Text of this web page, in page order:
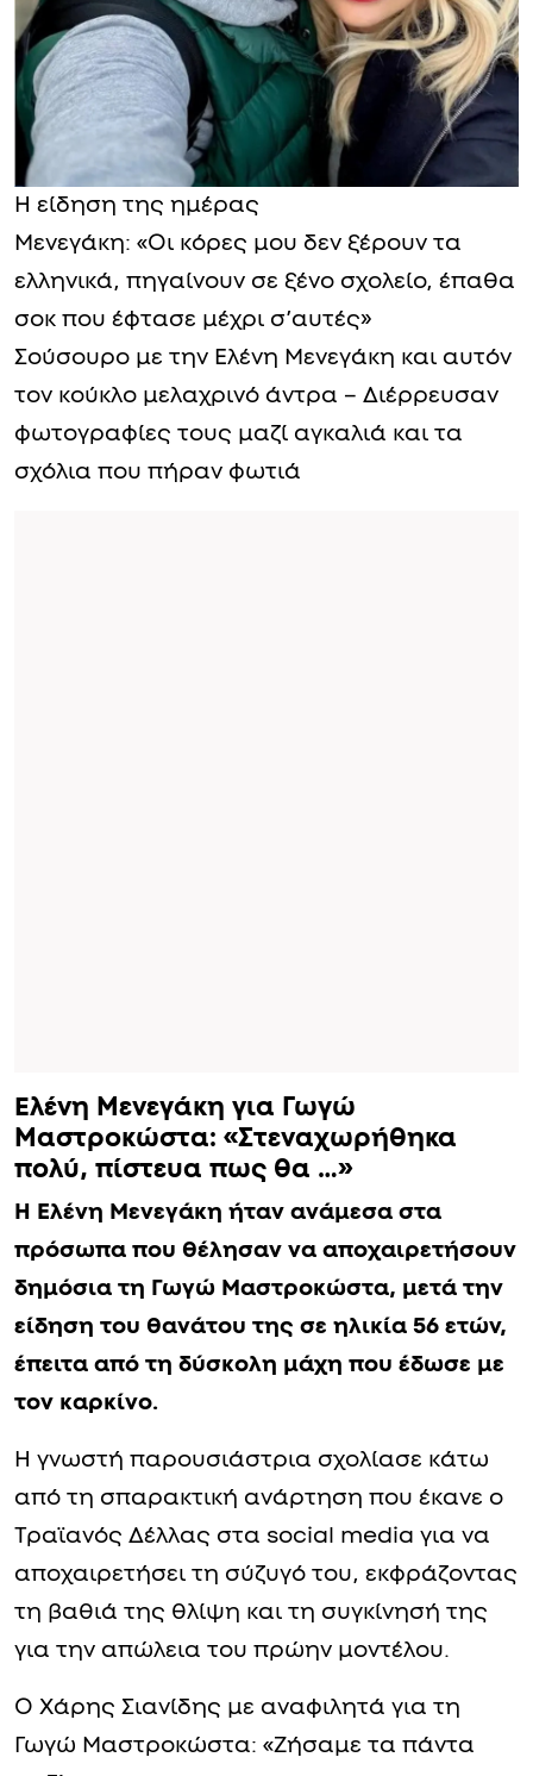
Η είδηση της ημέρας
Μενεγάκη: «Οι κόρες μου δεν ξέρουν τα
ελληνικά, πηγαίνουν σε ξένο σχολείο, έπαθα
σоκ που έφτασε μέχρι σ’αυτές»
Σούσουρο με την Ελένη Μενεγάκη και αυτόν
τον κούκλο μελαχρινό άντρα – Διέρρευσαν
φωτογραφίες τους μαζί αγκαλιά και τα
σχόλια που πήραν φωτιά
Ελένη Μενεγάκη για Γωγώ
Μαστροκώστα: «Στεναχωρήθηκα
πολύ, πίστευα πως θα …»
Η Ελένη Μενεγάκη ήταν ανάμεσα στα
πρόσωπα που θέλησαν να αποχαιρετήσουν
δημόσια τη Γωγώ Μαστροκώστα, μετά την
είδηση του θανάτου της σε ηλικία 56 ετών,
έπειτα από τη δύσκολη μάχη που έδωσε με
τον καρκίνο.
Η γνωστή παρουσιάστρια σχολίασε κάτω
από τη σπαρακτική ανάρτηση που έκανε ο
Τραϊανός Δέλλας στα social media για να
αποχαιρετήσει τη σύζυγό του, εκφράζοντας
τη βαθιά της θλίψη και τη συγκίνησή της
για την απώλεια του πρώην μοντέλου.
Ο Χάρης Σιανίδης με αναφιλητά για τη
Γωγώ Μαστροκώστα: «Ζήσαμε τα πάντα